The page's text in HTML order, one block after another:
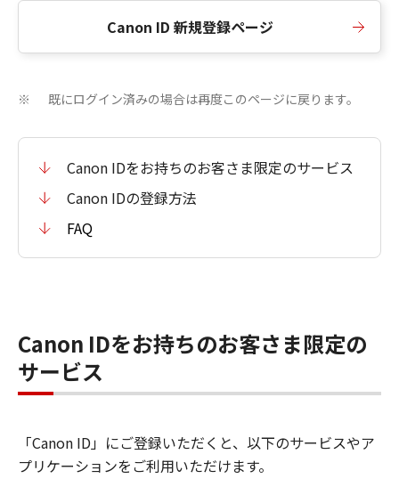
Canon ID 新規登録ページ
※ 既にログイン済みの場合は再度このページに戻ります。
Canon IDをお持ちのお客さま限定のサービス
Canon IDの登録方法
FAQ
Canon IDをお持ちのお客さま限定の
サービス
「Canon ID」にご登録いただくと、以下のサービスやア
プリケーションをご利用いただけます。